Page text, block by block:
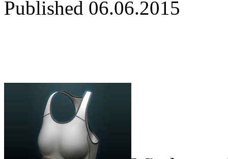
Published 06.06.2015